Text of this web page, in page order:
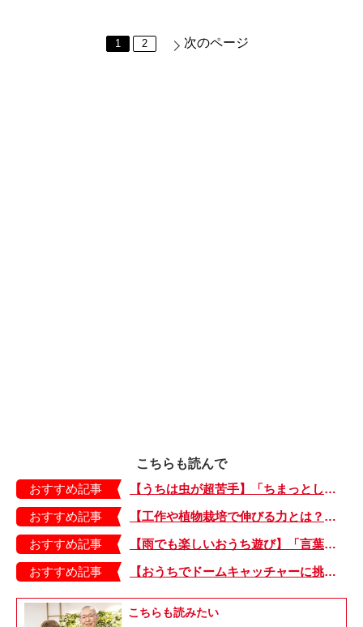
1 2 次のページ
こちらも読んで
おすすめ記事
【うちは虫が超苦手】「ちまっとした虫にも大騒ぎ！」「可愛い系の虫……でも逃げる！」教えて！ みんなの虫ギライエピソード
おすすめ記事
【工作や植物栽培で伸びる力とは？】「非認知能力」を養う、おうちで楽しむ創作あそび・おうちあそび図鑑5
おすすめ記事
【雨でも楽しいおうち遊び】「言葉あそび」で伸ばす表現力や想像力・おうちあそび図鑑4
おすすめ記事
【おうちでドームキャッチャーに挑戦だ】アンパンマン わくわくドームキャッチャー
こちらも読みたい